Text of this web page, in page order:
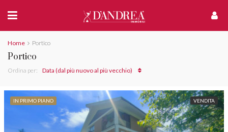
Home Portico
Portico
Ordina per: Data (dal più nuovo al più vecchio)
IN PRIMO PIANO VENDITA